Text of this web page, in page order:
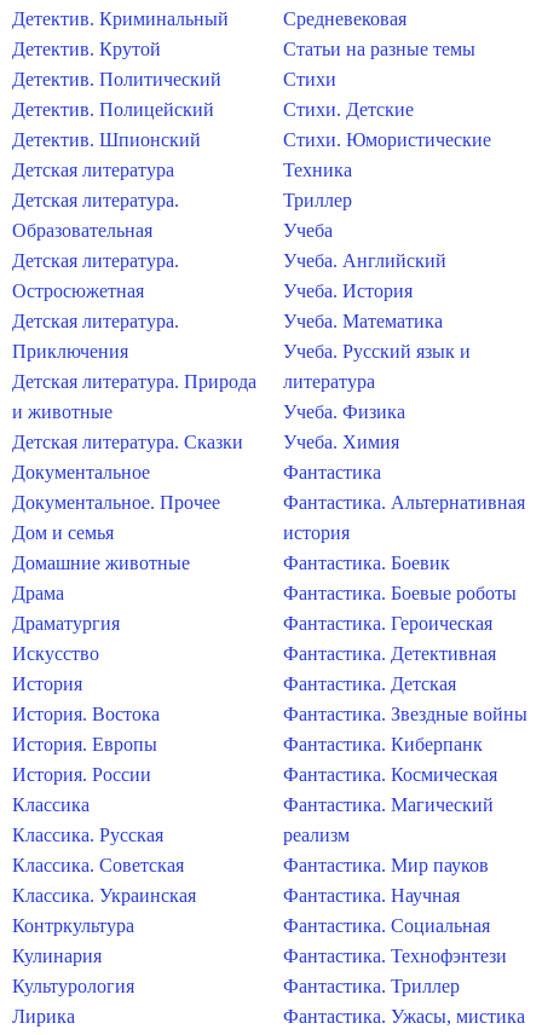
Детектив. Криминальный
Детектив. Крутой
Детектив. Политический
Детектив. Полицейский
Детектив. Шпионский
Детская литература
Детская литература.
Образовательная
Детская литература.
Остросюжетная
Детская литература.
Приключения
Детская литература. Природа
и животные
Детская литература. Сказки
Документальное
Документальное. Прочее
Дом и семья
Домашние животные
Драма
Драматургия
Искусство
История
История. Востока
История. Европы
История. России
Классика
Классика. Русская
Классика. Советская
Классика. Украинская
Контркультура
Кулинария
Культурология
Лирика
Средневековая
Статьи на разные темы
Стихи
Стихи. Детские
Стихи. Юмористические
Техника
Триллер
Учеба
Учеба. Английский
Учеба. История
Учеба. Математика
Учеба. Русский язык и
литература
Учеба. Физика
Учеба. Химия
Фантастика
Фантастика. Альтернативная
история
Фантастика. Боевик
Фантастика. Боевые роботы
Фантастика. Героическая
Фантастика. Детективная
Фантастика. Детская
Фантастика. Звездные войны
Фантастика. Киберпанк
Фантастика. Космическая
Фантастика. Магический
реализм
Фантастика. Мир пауков
Фантастика. Научная
Фантастика. Социальная
Фантастика. Технофэнтези
Фантастика. Триллер
Фантастика. Ужасы, мистика